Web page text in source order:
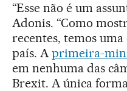
“Esse não é um
Adonis. “Como
recentes, temos
país. Aprimeira-
em nenhuma das
Brexit. A única